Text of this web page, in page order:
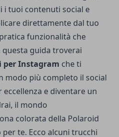
i tuoi contenuti social e
direttamente dal tuo
funzionalità che
guida troverai
Instagram che ti
modo più completo il social
e diventare un
il mondo
colorata della Polaroid
te. Ecco alcuni trucchi